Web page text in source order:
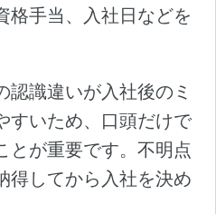
格手当、入社日などを
識違いが入社後のミ
すいため、口頭だけで
とが重要です。不明点
得してから入社を決め